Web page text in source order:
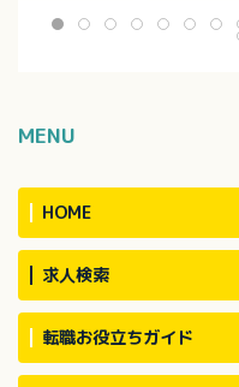
・カンフ
MENU
HOME
求人検索
転職お役立ちガイド